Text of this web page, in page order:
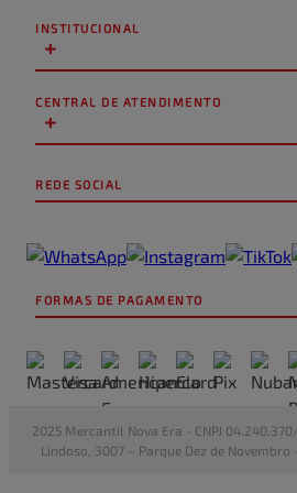
★★
Endereço de email
Escreva uma avaliação
INSTITUCIONAL
+
CENTRAL DE ATENDIMENTO
+
REDE SOCIAL
FORMAS DE PAGAMENTO
2025 Mercantil Nova Era - CNPJ
Lindoso, 3007 – Parque Dez de